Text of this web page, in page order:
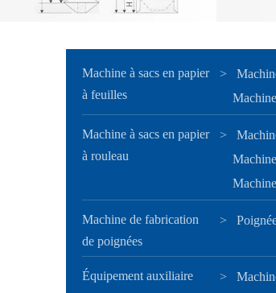
Machine à sacs en papier
à feuilles
>
Machine à sacs en papier
à rouleau
>
Machine de fabrication
de poignées
>
Équipement auxiliaire >